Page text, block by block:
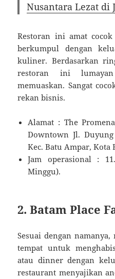
Nusantara Lezat di
Restoran ini amat
berkumpul dengan
kuliner. Berdasarkan
restoran ini
memuaskan. Sangat
rekan bisnis.
Alamat : The
Downtown Jl. Duyung
Kec. Batu Ampar, Kota
Jam operasional :
Minggu).
2. Batam Place
Sesuai dengan
tempat untuk
atau dinner dengan
restaurant menyajikan